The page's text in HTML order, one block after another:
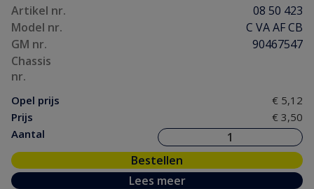
Artikel nr.
08 50 423
Model nr.
C VA AF CB
GM nr.
90467547
Chassis
nr.
Opel prijs
€ 5,12
Prijs
€ 3,50
Aantal
Bestellen
Lees meer